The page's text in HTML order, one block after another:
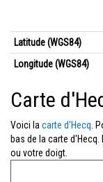
Latitude (WGS84)
Longitude (WGS84)
Carte
Voici la carte d'Hecq .
bas de la carte
ou votre doigt.